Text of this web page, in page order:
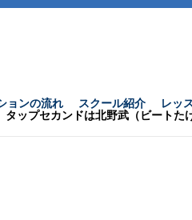
ョンの流れ スクール紹介 レッ
タップセカンドは北野武（ビートた